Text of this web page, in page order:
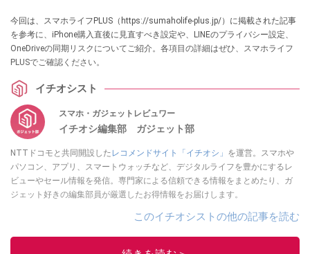
今回は、スマホライフPLUS（https://sumaholife-plus.jp/）に掲載された記事
を参考に、iPhone購入直後に見直すべき設定や、LINEのプライバシー設定、
OneDriveの同期リスクについてご紹介。各項目の詳細はぜひ、スマホライフ
PLUSでご確認ください。
イチオシスト
スマホ・ガジェットレビュワー
イチオシ編集部 ガジェット部
NTTドコモと共同開設した レコメンドサイト「イチオシ」 を運営。スマホや
パソコン、アプリ、スマートウォッチなど、デジタルライフを豊かにするレ
ビューやセール情報を発信。専門家による信頼できる情報をまとめたり、ガ
ジェット好きの編集部員が厳選したお得情報をお届けします。
このイチオシストの他の記事を読む